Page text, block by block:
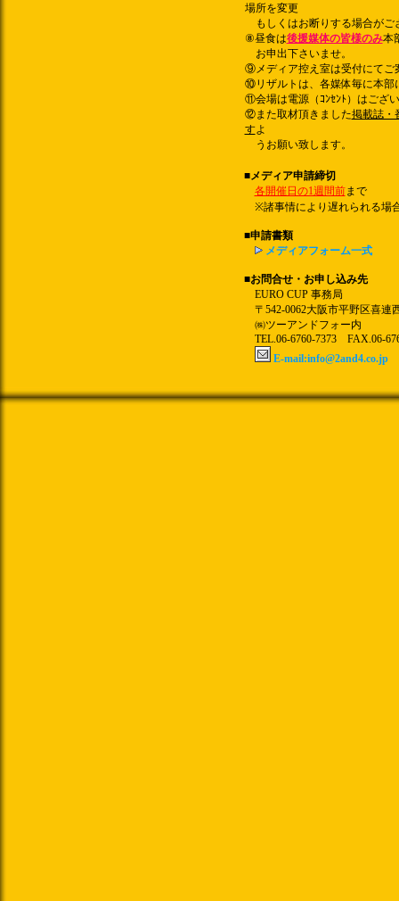
場所を変更
もしくはお断りする場合がご
⑧昼食は後援媒体の皆様のみ本
お申出下さいませ。
⑨メディア控え室は受付にてご
⑩リザルトは、各媒体毎に本部
⑪会場は電源（ｺﾝｾﾝﾄ）はござ
⑫また取材頂きました掲載誌・
すよ
うお願い致します。
■メディア申請締切
各開催日の1週間前まで
※諸事情により遅れられる場
■申請書類
メディアフォーム一式
■お問合せ・お申し込み先
EURO CUP 事務局
〒542-0062大阪市平野区喜連
㈱ツーアンドフォー内
TEL.06-6760-7373 FAX.06-
E-mail:info@2and4.co.jp